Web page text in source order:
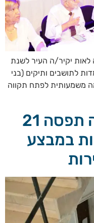
יקיר/ה העיר לשנת
לתושבים ותיקים (בני
משמעותית לפתח תקווה
פתח תקווה: העירייה תפסה 21
במבצע